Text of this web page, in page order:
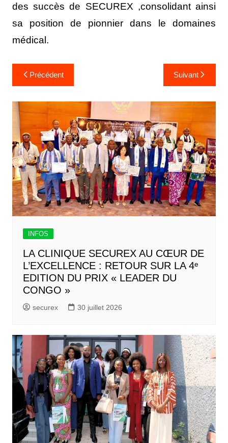
des succès de SECUREX ,consolidant ainsi
sa position de pionnier dans le domaines
médical.
Précédent Suivant
INFOS
LA CLINIQUE SECUREX AU CŒUR DE
L’EXCELLENCE : RETOUR SUR LA 4ᵉ
EDITION DU PRIX « LEADER DU
CONGO »
securex 30 juillet 2026